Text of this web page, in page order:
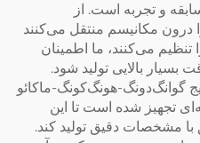
و تجربه است. از
درون مکانیسم منتقل می‌کنند
می‌کنند، ما اطمینان
بالایی تولید شود.
گوانگ‌دونگ-هونگ‌کونگ-ماکائو
تجهیز شده است تا این
مشخصات دقیق تولید کند.